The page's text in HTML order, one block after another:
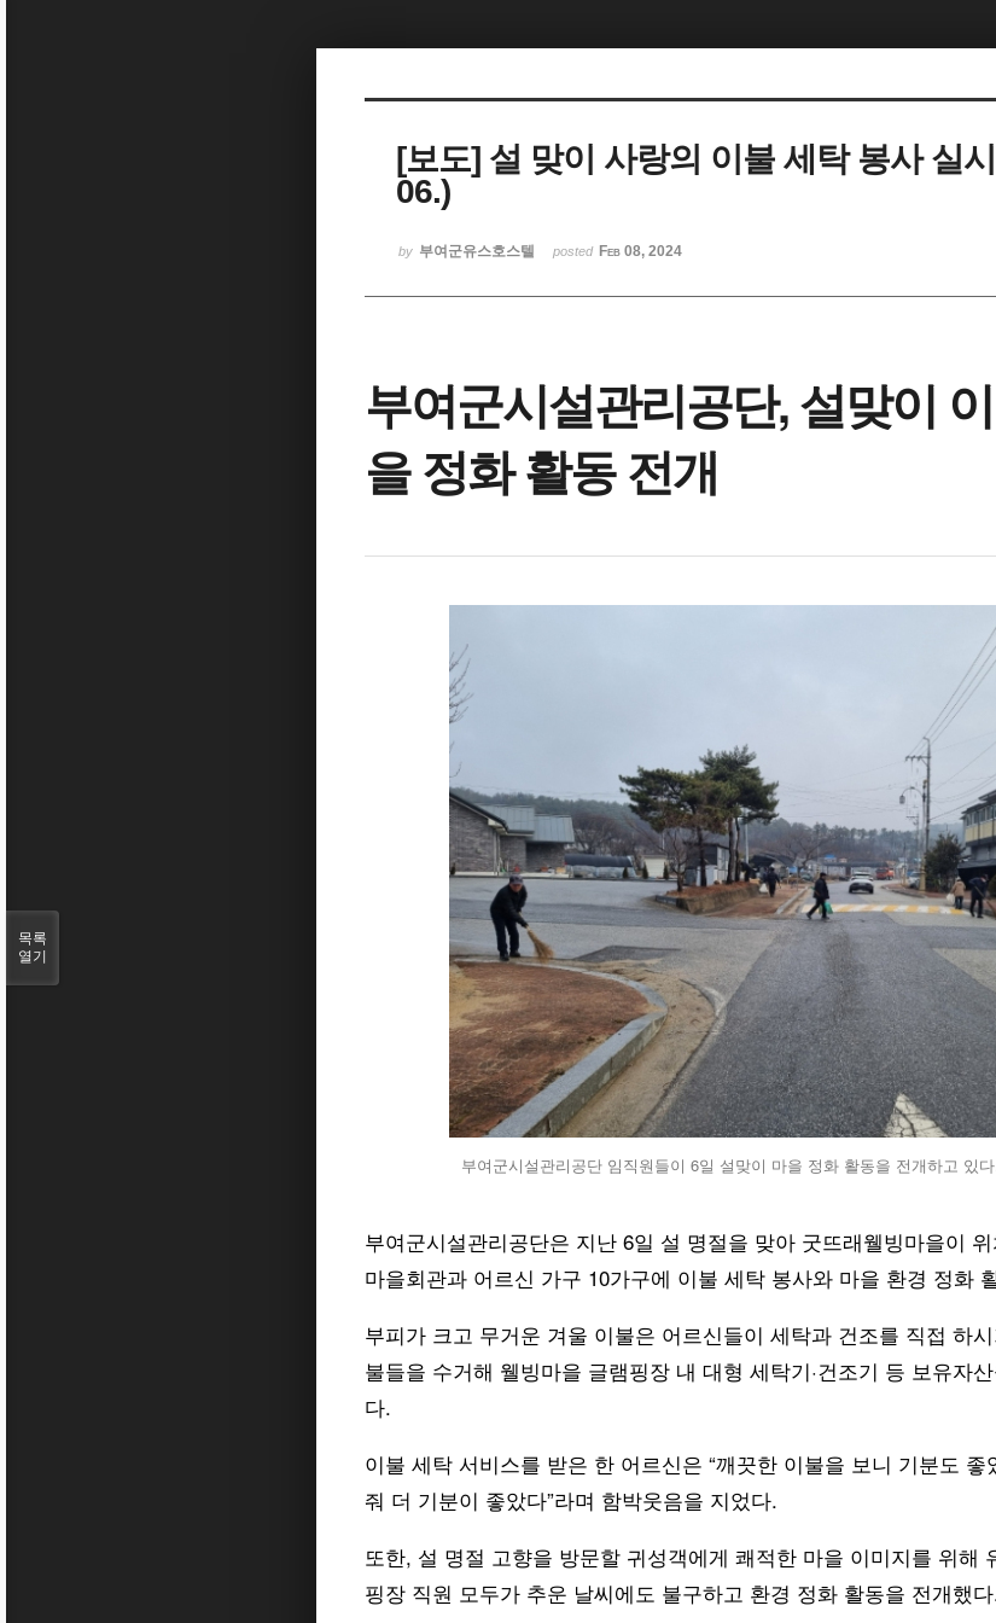
[보도] 설 맞이 사랑의 이불 세탁 봉사 실
06.)
by 부여군유스호스텔 posted Feb 08, 2024
부여군시설관리공단, 설맞이
을 정화 활동 전개
부여군시설관리공단 임직원들이 6일 설맞이 마을 정화 활동을 전개하고 있
부여군시설관리공단은 지난 6일 설 명절을 맞아 굿뜨래웰빙마을이
마을회관과 어르신 가구 10가구에 이불 세탁 봉사와 마을 환경 정화
부피가 크고 무거운 겨울 이불은 어르신들이 세탁과 건조를 직접 하
불들을 수거해 웰빙마을 글램핑장 내 대형 세탁기·건조기 등 보유자
다.
이불 세탁 서비스를 받은 한 어르신은 “깨끗한 이불을 보니 기분도
줘 더 기분이 좋았다”라며 함박웃음을 지었다.
또한, 설 명절 고향을 방문할 귀성객에게 쾌적한 마을 이미지를 위해
핑장 직원 모두가 추운 날씨에도 불구하고 환경 정화 활동을 전개했
목록
열기
Sketchbook5, 스케치북5
Sketchbook5, 스케치북5